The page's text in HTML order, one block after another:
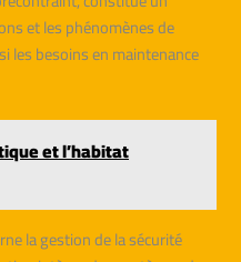
et les phénomènes de
les besoins en maintenance
et l’habitat
la gestion de la sécurité